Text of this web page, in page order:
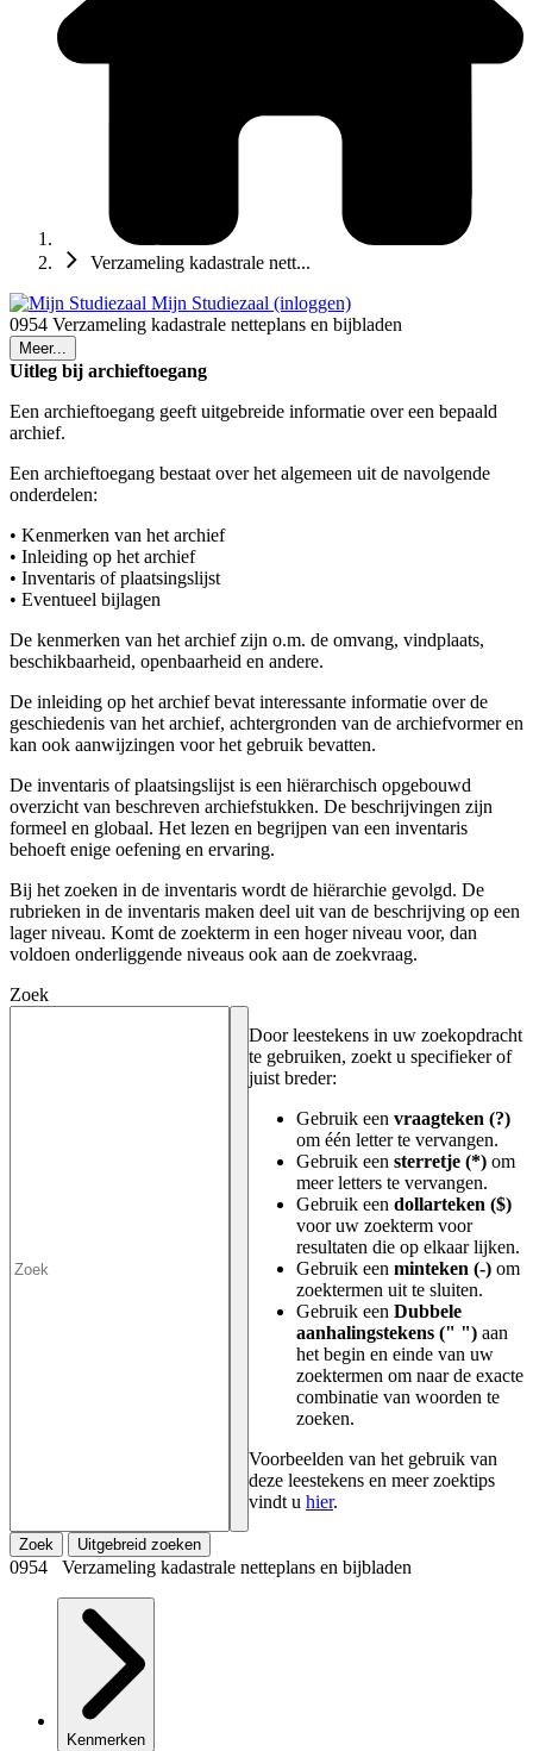
Verzameling kadastrale nett...
Mijn Studiezaal (inloggen)
0954 Verzameling kadastrale netteplans en bijbladen
Meer...
Uitleg bij archieftoegang
Een archieftoegang geeft uitgebreide informatie over een bepaald
archief.
Een archieftoegang bestaat over het algemeen uit de navolgende
onderdelen:
• Kenmerken van het archief
• Inleiding op het archief
• Inventaris of plaatsingslijst
• Eventueel bijlagen
De kenmerken van het archief zijn o.m. de omvang, vindplaats,
beschikbaarheid, openbaarheid en andere.
De inleiding op het archief bevat interessante informatie over de
geschiedenis van het archief, achtergronden van de archiefvormer en
kan ook aanwijzingen voor het gebruik bevatten.
De inventaris of plaatsingslijst is een hiërarchisch opgebouwd
overzicht van beschreven archiefstukken. De beschrijvingen zijn
formeel en globaal. Het lezen en begrijpen van een inventaris
behoeft enige oefening en ervaring.
Bij het zoeken in de inventaris wordt de hiërarchie gevolgd. De
rubrieken in de inventaris maken deel uit van de beschrijving op een
lager niveau. Komt de zoekterm in een hoger niveau voor, dan
voldoen onderliggende niveaus ook aan de zoekvraag.
Zoek
Door leestekens in uw zoekopdracht
te gebruiken, zoekt u specifieker of
juist breder:
Gebruik een vraagteken (?)
om één letter te vervangen.
Gebruik een sterretje (*) om
meer letters te vervangen.
Gebruik een dollarteken ($)
voor uw zoekterm voor
resultaten die op elkaar lijken.
Gebruik een minteken (-) om
zoektermen uit te sluiten.
Gebruik een Dubbele
aanhalingstekens (" ") aan
het begin en einde van uw
zoektermen om naar de exacte
combinatie van woorden te
zoeken.
Voorbeelden van het gebruik van
deze leestekens en meer zoektips
vindt u hier.
Zoek Uitgebreid zoeken
0954 Verzameling kadastrale netteplans en bijbladen
Kenmerken